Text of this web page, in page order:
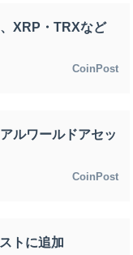
XRP・TRXなど
CoinPost
ルワールドアセッ
CoinPost
トに追加